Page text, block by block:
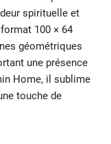
spirituelle et
100 × 64
géométriques
une présence
Home, il sublime
touche de